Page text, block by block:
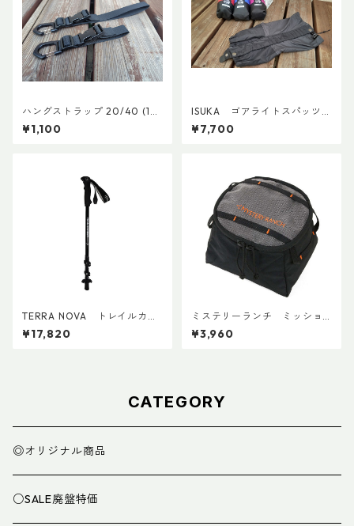
ハングストラップ 20/40 (1
本)
¥1,100
ISUKA ゴアライトスパッツカ
スタム BASE
¥7,700
TERRA NOVA トレイルカー
ボンADDカスタム Ver.2 (ペ
ア)
¥17,820
ミステリーランチ ミッショ
ンパッキングキューブ S ブラ
ック
¥3,960
CATEGORY
◎オリジナル商品
○SALE廃盤特価